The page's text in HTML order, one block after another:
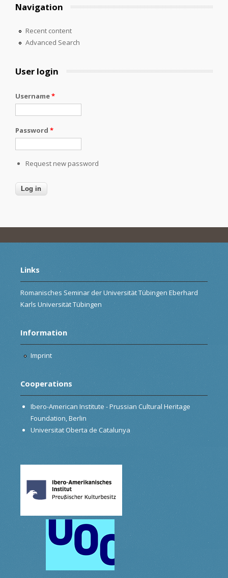
Navigation
Recent content
Advanced Search
User login
Username*
Password *
Request new password
Links
Romanisches Seminar der Universität Tübingen Eberhard
Karls Universität Tübingen
Information
Imprint
Cooperations
Ibero-American Institute - Prussian Cultural Heritage
Foundation, Berlin
Universitat Oberta de Catalunya